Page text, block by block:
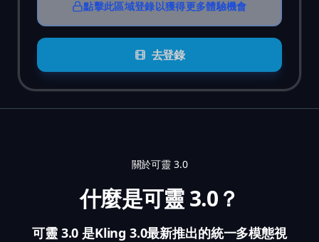
點擊此區域登錄以獲得更多體驗機會
去登錄
關於可靈 3.0
什麼是可靈 3.0？
可靈 3.0 是Kling 3.0最新推出的統一多模態視